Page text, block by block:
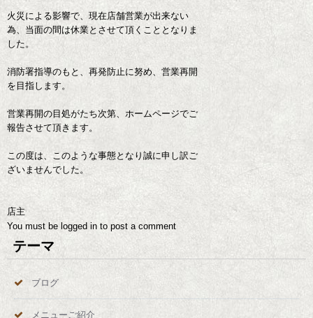
火災による影響で、現在店舗営業が出来ない
為、当面の間は休業とさせて頂くこととなりま
した。
消防署指導のもと、再発防止に努め、営業再開
を目指します。
営業再開の目処がたち次第、ホームページでご
報告させて頂きます。
この度は、このような事態となり誠に申し訳ご
ざいませんでした。
店主
You must be logged in to post a comment
テーマ
ブログ
メニューご紹介